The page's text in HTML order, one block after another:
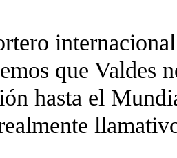
que Valdes
hasta el